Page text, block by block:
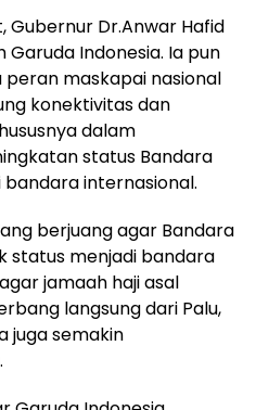
Dr.Anwar Hafid
Indonesia. Ia pun
maskapai nasional
konektivitas dan
dalam
status Bandara
bandara internasional.
berjuang agar Bandara
status menjadi bandara
jamaah haji asal
langsung dari Palu,
juga semakin